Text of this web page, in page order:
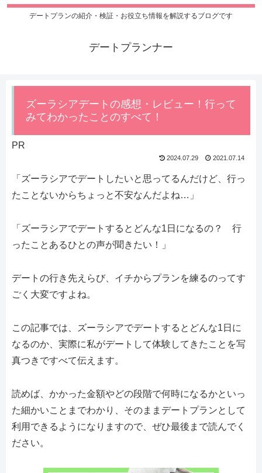
デートプランの紹介・検証・お役立ち情報を解説するブログです
デートプランナー
ズーラシアデートの感想・レビュー！行って
みてわかったことのすべて！
PR
2024.07.29 2021.07.14
「ズーラシアでデートしたいと思ってるんだけど、行っ
たことないからちょっと不安なんだよね…」
「ズーラシアでデートするとどんな1日になるの？ 行
ったことあるひとの声が聞きたい！」
デートの行き先えらび、イチからプランを練るのってす
ごく大変ですよね。
この記事では、ズーラシアでデートするとどんな1日に
なるのか、実際に私がデートして体験してきたことを写
真つきですべて伝えます。
読めば、かかった金額やどの段階で何時になるかといっ
た細かいことまでわかり、そのままデートプランとして
利用できるようになりますので、ぜひ最後まで読んでく
ださい。